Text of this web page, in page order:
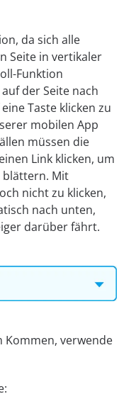
da sich alle
Seite in vertikaler
Funktion
der Seite nach
Taste klicken zu
mobilen App
müssen die
Link klicken, um
blättern. Mit
nicht zu klicken,
nach unten,
darüber fährt.
Kommen, verwende